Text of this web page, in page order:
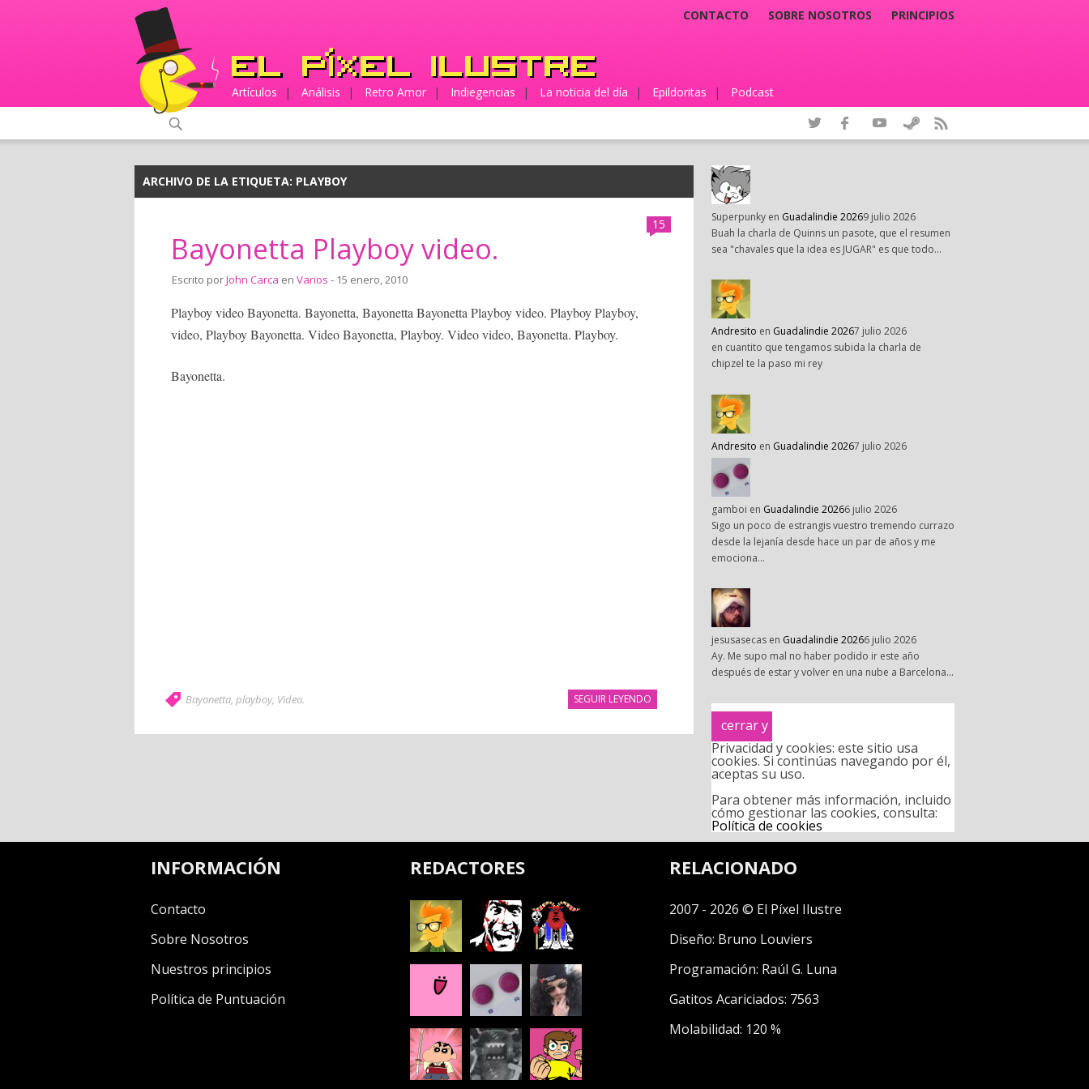
CONTACTO SOBRE NOSOTROS PRINCIPIOS
Artículos | Análisis | Retro Amor | Indiegencias | La noticia del día | Epildoritas | Podcast
ARCHIVO DE LA ETIQUETA: PLAYBOY
15
Bayonetta Playboy video.
Escrito porJohn Carca en Varios - 15 enero, 2010
Playboy video Bayonetta. Bayonetta, Bayonetta Bayonetta Playboy video. Playboy Playboy,
video, Playboy Bayonetta. Video Bayonetta, Playboy. Video video, Bayonetta. Playboy.
Bayonetta.
SEGUIR LEYENDO
Bayonetta, playboy, Video.
Superpunky en Guadalindie 20269 julio 2026
Buah la charla de Quinns un pasote, que el resumen
sea "chavales que la idea es JUGAR" es que todo…
Andresito en Guadalindie 20267 julio 2026
en cuantito que tengamos subida la charla de
chipzel te la paso mi rey
Andresito en Guadalindie 20267 julio 2026
gamboi en Guadalindie 20266 julio 2026
Sigo un poco de estrangis vuestro tremendo currazo
desde la lejanía desde hace un par de años y me
emociona…
jesusasecas en Guadalindie 20266 julio 2026
Ay. Me supo mal no haber podido ir este año
después de estar y volver en una nube a Barcelona…
Privacidad y cookies: este sitio usa
cookies. Si continúas navegando por él,
aceptas su uso.
Para obtener más información, incluido
cómo gestionar las cookies, consulta:
Política de cookies
INFORMACIÓN
Contacto
Sobre Nosotros
Nuestros principios
Política de Puntuación
REDACTORES RELACIONADO
2007 - 2026 © El Píxel Ilustre
Diseño: Bruno Louviers
Programación: Raúl G. Luna
Gatitos Acariciados: 7563
Molabilidad: 120 %